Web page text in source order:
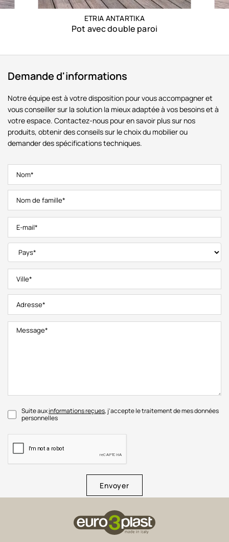
ETRIA ANTARTIKA
Pot avec double paroi
Demande d'informations
Notre équipe est à votre disposition pour vous accompagner et
vous conseiller sur la solution la mieux adaptée à vos besoins et à
votre espace. Contactez-nous pour en savoir plus sur nos
produits, obtenir des conseils sur le choix du mobilier ou
demander des spécifications techniques.
Suite auxinformations reçues, j'accepte le traitement de mes données
personnelles
Envoyer